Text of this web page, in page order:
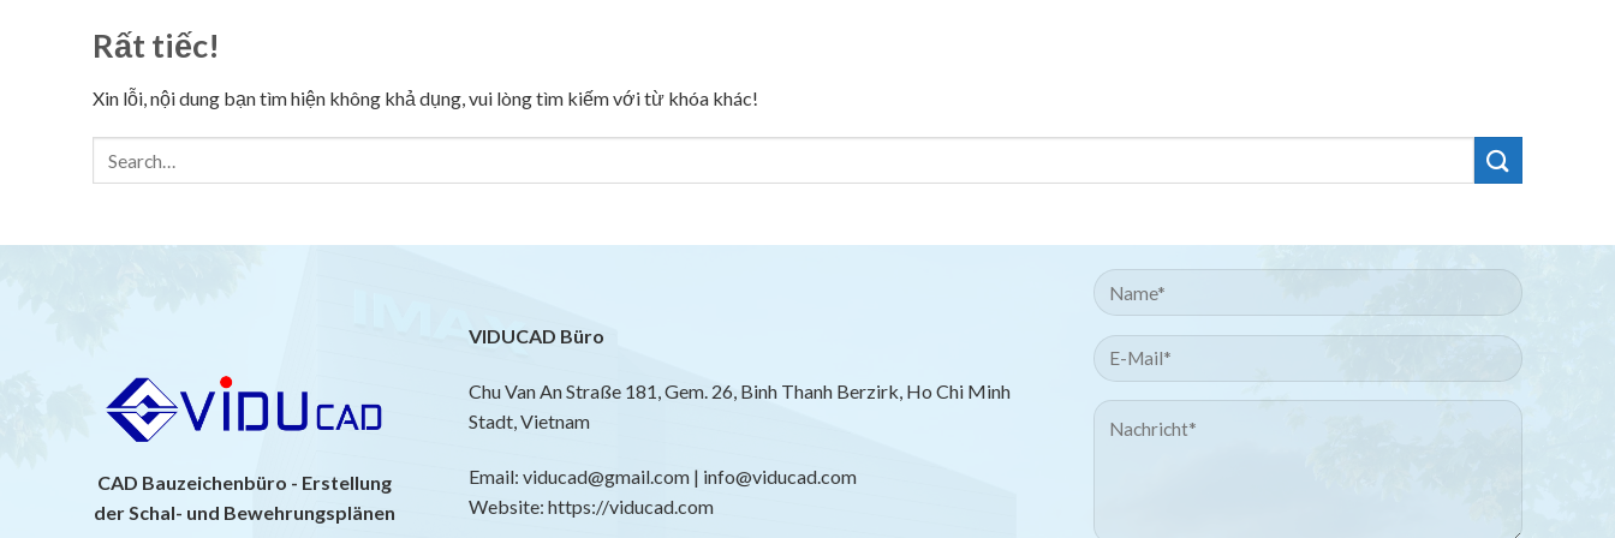
Rất tiếc!
Xin lỗi, nội dung bạn tìm hiện không khả dụng, vui lòng tìm kiếm với từ khóa khác!
CAD Bauzeichenbüro - Erstellung
der Schal- und Bewehrungsplänen
VIDUCAD Büro
Chu Van An Straße 181, Gem. 26, Binh Thanh Berzirk, Ho Chi Minh
Stadt, Vietnam
Email: viducad@gmail.com | info@viducad.com
Website: https://viducad.com